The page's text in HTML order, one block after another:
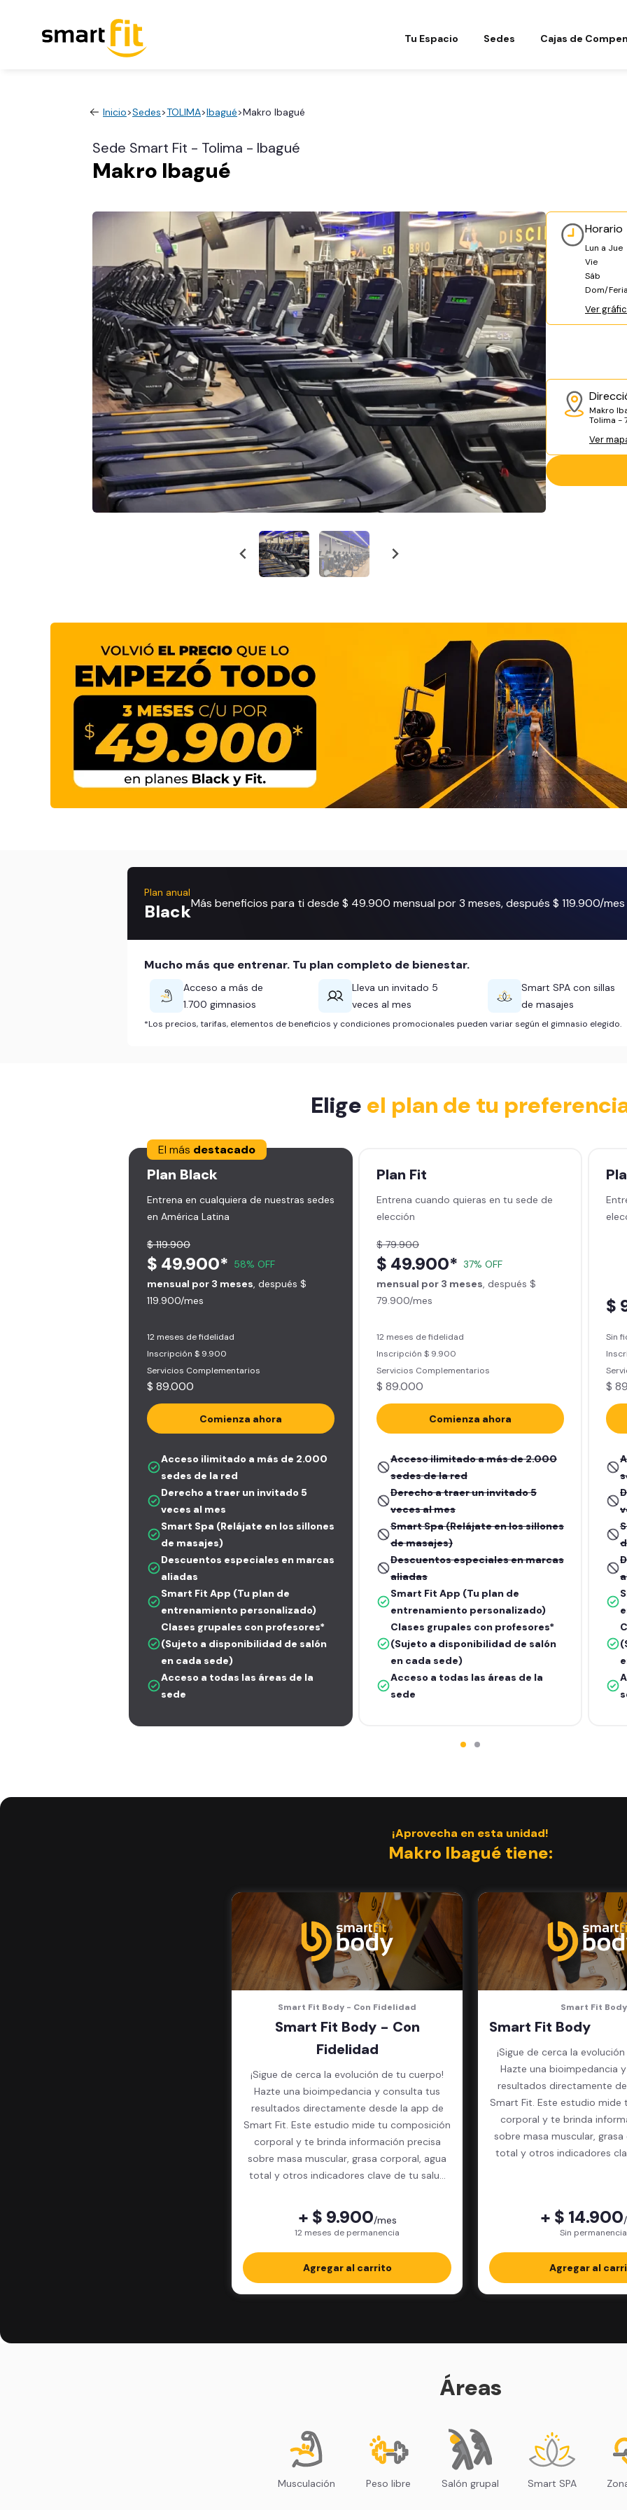
Tu Espacio Sedes Cajas de
Inicio>Sedes>TOLIMA>Ibagué>Makro Ibagué
Sede Smart Fit - Tolima - Ibagué
Makro Ibagué
Horario
Lun a Jue
Vie
Sáb
Dom/
Ver
Makro
Tolima -
Ver
Plan anual
BlackMás beneficios para ti desde $ 49.900 mensual por 3 meses, después $ 119.900/mes
Mucho más que entrenar. Tu plan completo de bienestar.
Acceso a más de
1.700 gimnasios
Lleva un invitado 5
veces al mes
Smart SPA con sillas
de masajes
*Los precios, tarifas, elementos de beneficios y condiciones promocionales pueden variar según el gimnasio elegido.
Elige el plan de tu
El más destacado
Plan Black
Entrena en cualquiera de nuestras sedes
en América Latina
$ 119.900
$ 49.900* 58% OFF
mensual por 3 meses, después $
119.900/mes
12 meses de fidelidad
Inscripción $ 9.900
Servicios Complementarios
$ 89.000
Comienza ahora
Acceso ilimitado a más de 2.000
sedes de la red
Derecho a traer un invitado 5
veces al mes
Smart Spa (Relájate en los sillones
de masajes)
Descuentos especiales en marcas
aliadas
Smart Fit App (Tu plan de
entrenamiento personalizado)
Clases grupales con profesores*
(Sujeto a disponibilidad de salón
en cada sede)
Acceso a todas las áreas de la
sede
Plan Fit
Entrena cuando quieras en tu sede de
elección
$ 79.900
$ 49.900* 37% OFF
mensual por 3 meses, después $
79.900/mes
12 meses de fidelidad
Inscripción $ 9.900
Servicios Complementarios
$ 89.000
Comienza ahora
Acceso ilimitado a más de 2.000
sedes de la red
Derecho a traer un invitado 5
veces al mes
Smart Spa (Relájate en los sillones
de masajes)
Descuentos especiales en marcas
aliadas
Smart Fit App (Tu plan de
entrenamiento personalizado)
Clases grupales con profesores*
(Sujeto a disponibilidad de salón
en cada sede)
Acceso a todas las áreas de la
sede
$
Sin
$
¡Aprovecha en esta unidad!
Makro Ibagué tiene:
Smart Fit Body - Con Fidelidad
Smart Fit Body - Con
Fidelidad
¡Sigue de cerca la evolución de tu cuerpo!
Hazte una bioimpedancia y consulta tus
resultados directamente desde la app de
Smart Fit. Este estudio mide tu composición
corporal y te brinda información precisa
sobre masa muscular, grasa corporal, agua
total y otros indicadores clave de tu salud
+ $ 9.900/mes
12 meses de permanencia
Agregar al carrito
Smart Fit Body
Smart Fit Body
¡Sigue de cerca la
Hazte una bioimpedancia
resultados directamente
Smart Fit. Este estudio mide
corporal y te brinda
sobre masa muscular,
total y otros indicadores
+ $ 14.900
Sin permanencia
Agregar al
Áreas
Musculación Peso libre Salón grupal Smart SPA